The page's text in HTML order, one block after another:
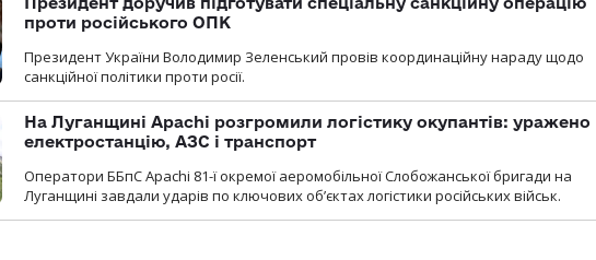
проти російського ОПК
Президент України Володимир Зеленський провів координаційну нараду щодо
санкційної політики проти росії.
На Луганщині Apachi розгромили логістику окупантів: уражено
електростанцію, АЗС і транспорт
Оператори ББпС Apachi 81-ї окремої аеромобільної Слобожанської бригади на
Луганщині завдали ударів по ключових об’єктах логістики російських військ.